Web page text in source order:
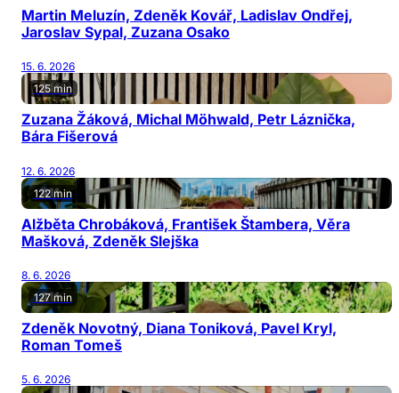
Martin Meluzín, Zdeněk Kovář, Ladislav Ondřej,
Jaroslav Sypal, Zuzana Osako
15. 6. 2026
125 min
Zuzana Žáková, Michal Möhwald, Petr Láznička,
Bára Fišerová
12. 6. 2026
122 min
Alžběta Chrobáková, František Štambera, Věra
Mašková, Zdeněk Slejška
8. 6. 2026
127 min
Zdeněk Novotný, Diana Toniková, Pavel Kryl,
Roman Tomeš
5. 6. 2026